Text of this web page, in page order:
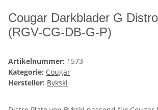
Cougar Darkblader G
(RGV-CG-DB-G-P)
Artikelnummer: 1573
Kategorie: Cougar
Hersteller: Bykski